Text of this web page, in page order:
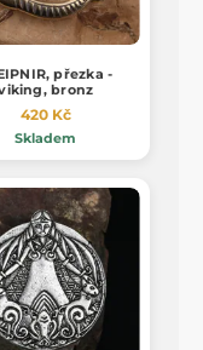
přezka -
bronz
420 Kč
Skladem